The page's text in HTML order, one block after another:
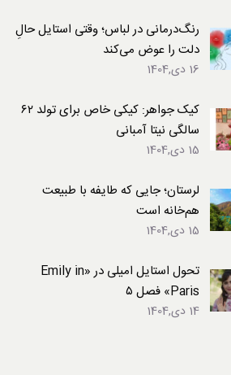
رنگ‌درمانی در لباس؛ وقتی استایل حالِ
دلت را عوض می‌کند
16 دی,1404
کیک جواهر: کیکی خاص برای تولد ۶۲
سالگی نیتا آمبانی
15 دی,1404
لرستان؛ جایی که طایفه با طبیعت
هم‌خانه است
15 دی,1404
تحول استایل امیلی در «Emily in
Paris» فصل ۵
14 دی,1404